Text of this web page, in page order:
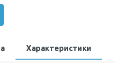
Характеристики